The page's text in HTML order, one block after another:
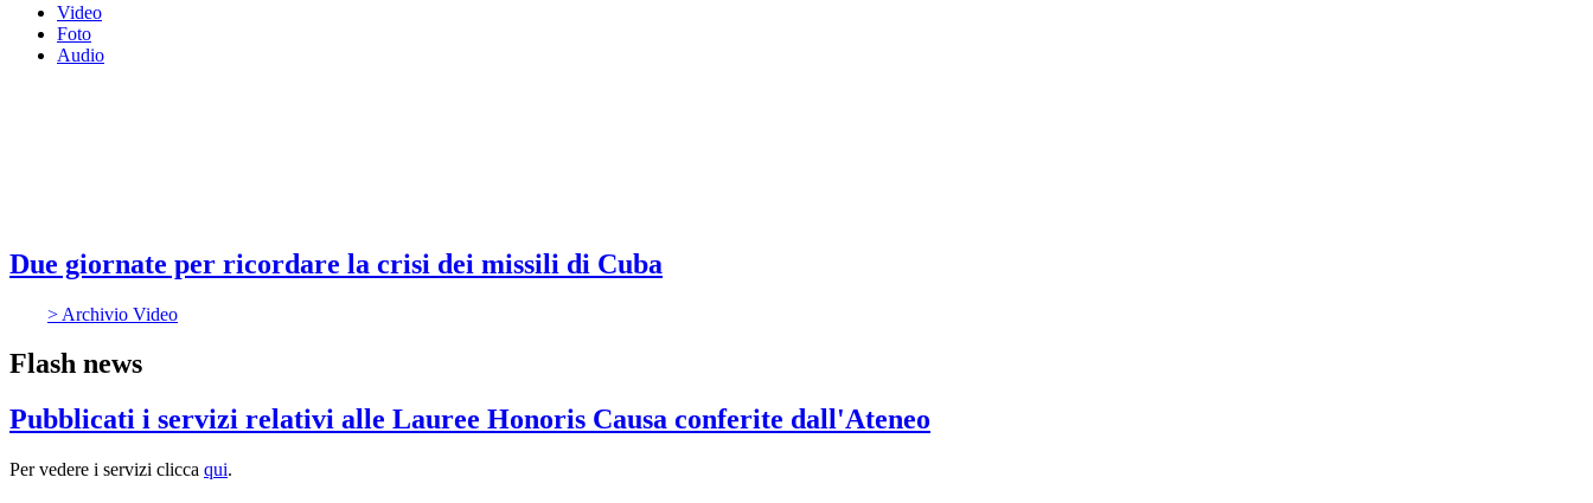
Video
Foto
Audio
Due giornate per ricordare la crisi dei missili di Cuba
> Archivio Video
Flash news
Pubblicati i servizi relativi alle Lauree Honoris Causa conferite dall'Ateneo
Per vedere i servizi clicca qui.